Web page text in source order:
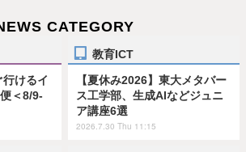
CATEGORY
行けるイ
＜8/9-
教育ICT
【夏休み2026】東大メタバー
ス工学部、生成AIなどジュニ
ア講座6選
2026.7.30 Thu 11:15